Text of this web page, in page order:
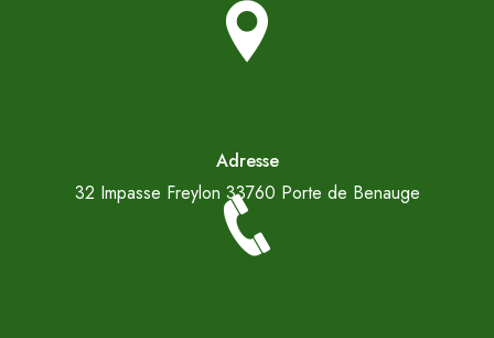
Adresse
32 Impasse Freylon 33760 Porte de Benauge